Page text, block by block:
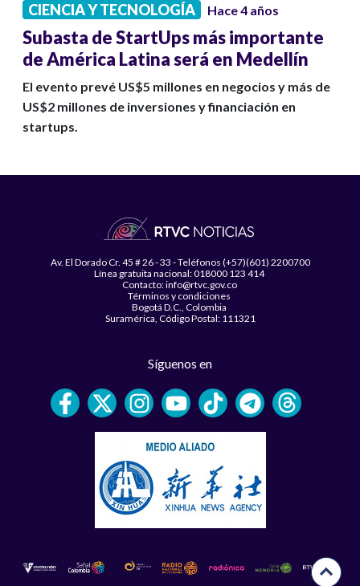
CIENCIA Y TECNOLOGÍA Hace 4 años
Subasta de StartUps más importante
de América Latina será en Medellín
El evento prevé US$5 millones en negocios y más de
US$2 millones de inversiones y financiación en
startups.
Av. El Dorado Cr. 45 # 26 - 33 - Teléfonos (+57)(601) 2200700
Línea gratuita nacional: 018000 123 414
Contacto: info@rtvc.gov.co
Términos y condiciones
Bogotá D.C., Colombia
Suramérica, Código Postal: 111321
Síguenos en